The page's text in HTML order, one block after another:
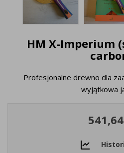
HM X-Imperium
Profesjonalne drewno dla
wyjątkowa
541,64